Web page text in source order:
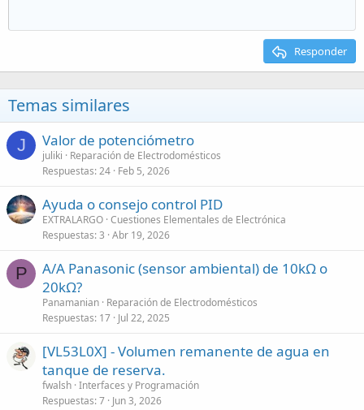
Responder
Temas similares
J Valor de potenciómetro
juliki
Reparación de Electrodomésticos
Respuestas 24 Feb 5, 2026
Ayuda o consejo control PID
EXTRALARGO Cuestiones Elementales de Electrónica
Respuestas 3 Abr 19, 2026
P
A/A Panasonic (sensor ambiental) de 10kΩ o
20kΩ?
Panamanian Reparación de Electrodomésticos
Respuestas 17 Jul 22, 2025
[VL53L0X] - Volumen remanente de agua en
tanque de reserva.
fwalsh Interfaces y Programación
Respuestas 7 Jun 3, 2026